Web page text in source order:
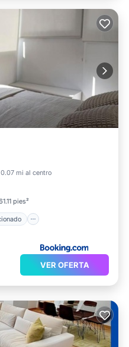
0.07 mi al centro
pies²
acondicionado
VER OFERTA